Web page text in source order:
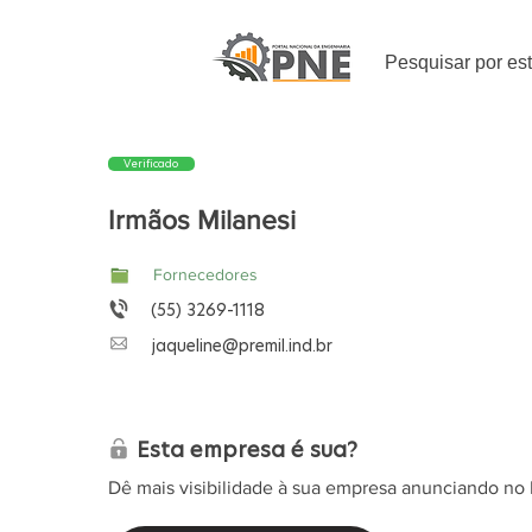
Pesquisar por
Verificado
Irmãos Milanesi
Fornecedores
(55) 3269-1118
jaqueline@premil.ind.br
Esta empresa é sua?
Dê mais visibilidade à sua empresa anunciando